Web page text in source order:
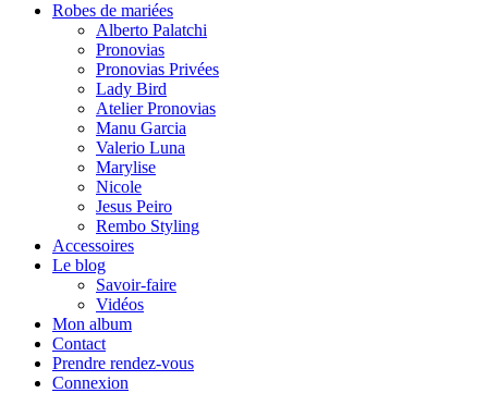
Robes de mariées
Alberto Palatchi
Pronovias
Pronovias Privées
Lady Bird
Atelier Pronovias
Manu Garcia
Valerio Luna
Marylise
Nicole
Jesus Peiro
Rembo Styling
Accessoires
Le blog
Savoir-faire
Vidéos
Mon album
Contact
Prendre rendez-vous
Connexion